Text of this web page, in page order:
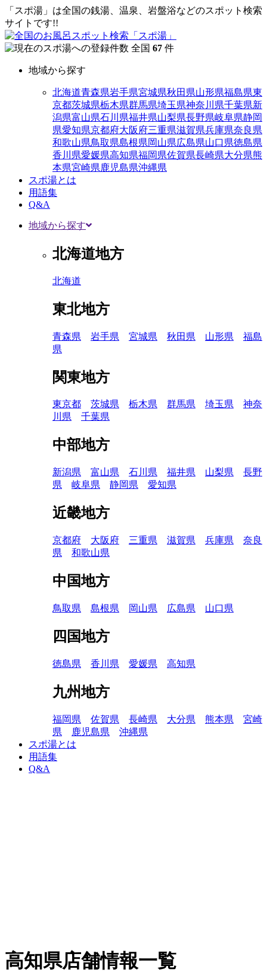
「スポ湯」は全国の銭湯、温泉、岩盤浴などのスポット検索
サイトです!!
全国 67 件
地域から探す
北海道青森県岩手県宮城県秋田県山形県福島県東
京都茨城県栃木県群馬県埼玉県神奈川県千葉県新
潟県富山県石川県福井県山梨県長野県岐阜県静岡
県愛知県京都府大阪府三重県滋賀県兵庫県奈良県
和歌山県鳥取県島根県岡山県広島県山口県徳島県
香川県愛媛県高知県福岡県佐賀県長崎県大分県熊
本県宮崎県鹿児島県沖縄県
スポ湯とは
用語集
Q&A
地域から探す
北海道地方
北海道
東北地方
青森県 岩手県 宮城県 秋田県 山形県
福島
県
関東地方
東京都 茨城県 栃木県 群馬県 埼玉県
神奈
川県
千葉県
中部地方
新潟県 富山県 石川県 福井県 山梨県
長野
県
岐阜県 静岡県 愛知県
近畿地方
京都府 大阪府 三重県 滋賀県 兵庫県
奈良
県
和歌山県
中国地方
鳥取県 島根県 岡山県 広島県 山口県
四国地方
徳島県 香川県 愛媛県 高知県
九州地方
福岡県 佐賀県 長崎県 大分県 熊本県
宮崎
県
鹿児島県
沖縄県
スポ湯とは
用語集
Q&A
高知県店舗情報一覧